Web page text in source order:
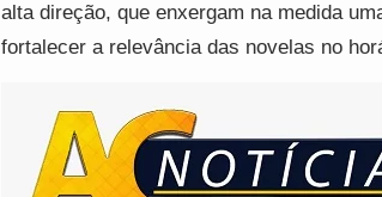
alta direção, que enxergam na medida
fortalecer a relevância das novelas no